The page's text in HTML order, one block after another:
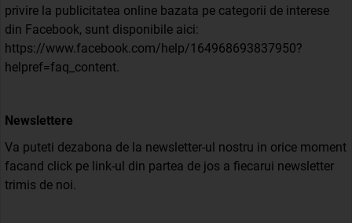
privire la publicitatea online bazata pe categorii de interese
din Facebook, sunt disponibile aici:
https://www.facebook.com/help/164968693837950?
helpref=faq_content.
Newslettere
Va puteti dezabona de la newsletter-ul nostru in orice moment
facand click pe link-ul din partea de jos a fiecarui newsletter
trimis de noi.